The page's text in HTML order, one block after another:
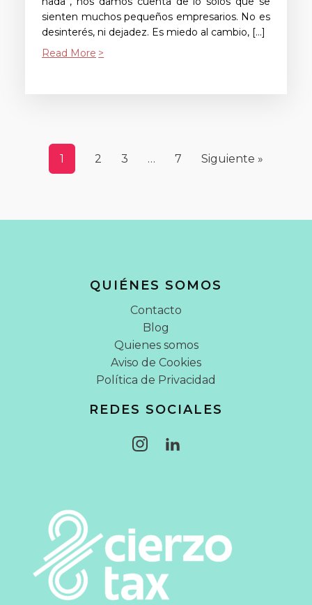
sienten muchos pequeños empresarios. No es
desinterés, ni dejadez. Es miedo al cambio, […]
Read More
1 2 3 … 7 Siguiente »
QUIÉNES SOMOS
Contacto
Blog
Quienes somos
Aviso de Cookies
Política de Privacidad
REDES SOCIALES